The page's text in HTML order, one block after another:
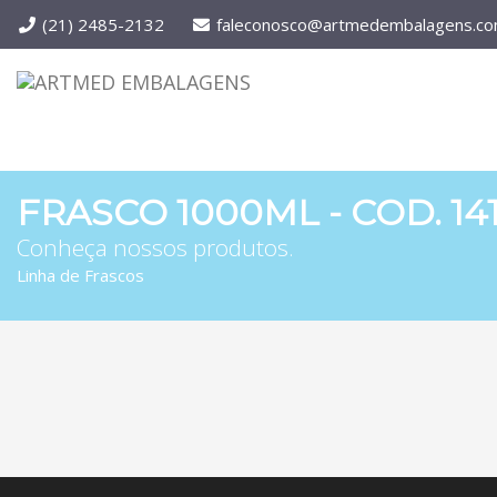
(21) 2485-2132
FRASCO 1000ML - COD.
Conheça nossos produtos.
Linha de Frascos